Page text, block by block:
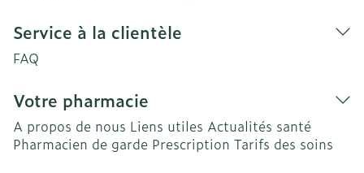
Service à la clientèle
FAQ
Votre pharmacie
A propos de nous Liens utiles Actualités santé
Pharmacien de garde Prescription Tarifs des soins